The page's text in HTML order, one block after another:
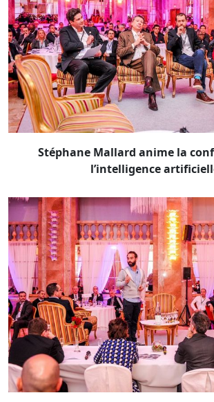
Stéphane Mallard anime la
l’intelligence